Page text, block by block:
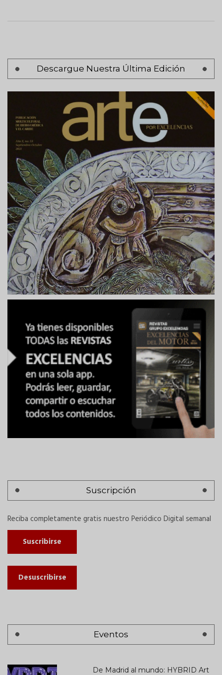
Descargue Nuestra Última Edición
Paginación
página
Siguiente >
Suscripción
Reciba completamente gratis nuestro Periódico Digital semanal
Suscribirse
Desuscribirse
Eventos
De Madrid al mundo: HYBRID Art